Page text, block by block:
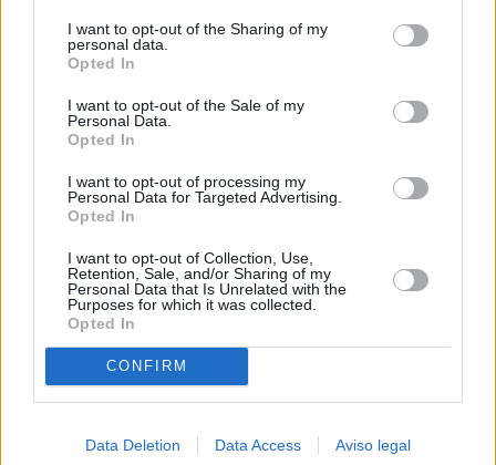
de su consentimiento, pero usted tiene el derecho de
rechazar tal procesamiento. Sus preferencias se aplicarán
cualquier momento entrando de nuevo en este sitio web o
visitando nuestra política de privacidad.
I want to opt-out of the Sharing of my
personal data.
Opted In
I want to opt-out of the Sale of my
Personal Data.
Opted In
I want to opt-out of processing my
Personal Data for Targeted Advertising.
Opted In
I want to opt-out of Collection, Use,
Retention, Sale, and/or Sharing of my
Personal Data that Is Unrelated with the
Purposes for which it was collected.
Opted In
CONFIRM
Data Deletion Data Access Aviso legal